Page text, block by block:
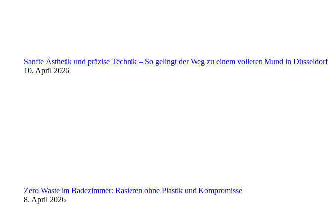
Sanfte Ästhetik und präzise Technik – So gelingt der Weg zu einem volleren Mund in Düsseldorf
10. April 2026
Zero Waste im Badezimmer: Rasieren ohne Plastik und Kompromisse
8. April 2026